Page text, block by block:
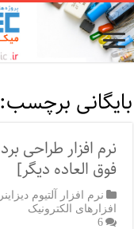
بایگانی برچسب:
فوق العاده دیگر]
نرم افزار آلتیوم دیزاینر
افزارهای الکترونیک
6